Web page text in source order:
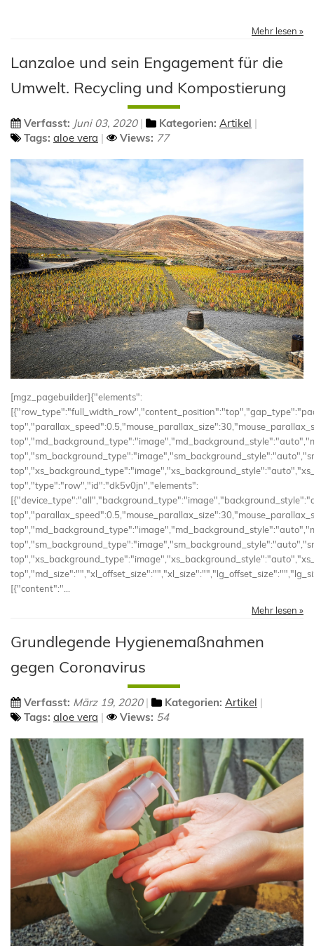
Mehr lesen »
Lanzaloe und sein Engagement für die
Umwelt. Recycling und Kompostierung
Verfasst: Juni 03, 2020 Kategorien: Artikel
Tags: aloe vera Views: 77
[mgz_pagebuilder]{"elements":
top","type":"row","id":"dk5v0jn","elements":
[{"content":"...
Mehr lesen »
Grundlegende Hygienemaßnahmen
gegen Coronavirus
Verfasst: März 19, 2020 Kategorien: Artikel
Tags: aloe vera Views: 54